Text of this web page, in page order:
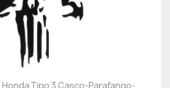
Tipo 3 Casco-Parafango-